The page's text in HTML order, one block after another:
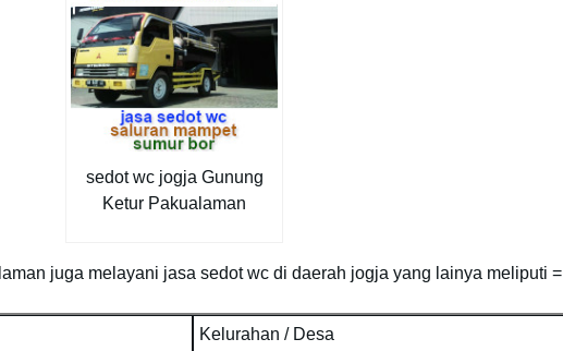
sedot wc jogja Gunung
Ketur Pakualaman
juga melayani jasa sedot wc di daerah jogja yang lainya meliputi =
Kelurahan / Desa